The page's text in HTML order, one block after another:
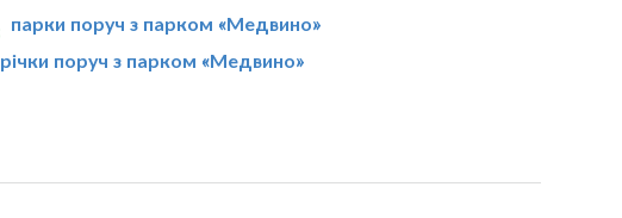
парки поруч з парком «Медвино»
річки поруч з парком «Медвино»